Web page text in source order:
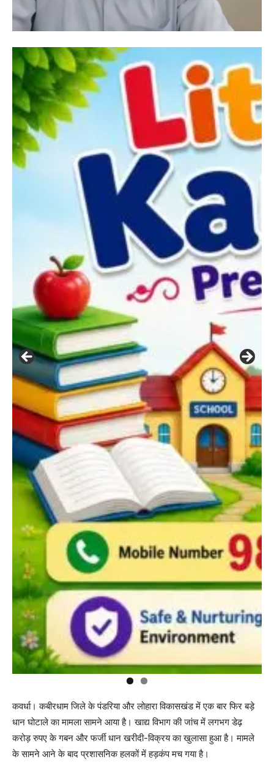
कवर्धा। कबीरधाम जिले के पंडरिया और लोहारा विकासखंड में एक बार फिर बड़े
धान घोटाले का मामला सामने आया है। खाद्य विभाग की जांच में लगभग डेढ़
करोड़ रुपए के गबन और फर्जी धान खरीदी-विक्रय का खुलासा हुआ है। मामले
के सामने आने के बाद प्रशासनिक हलकों में हड़कंप मच गया है।